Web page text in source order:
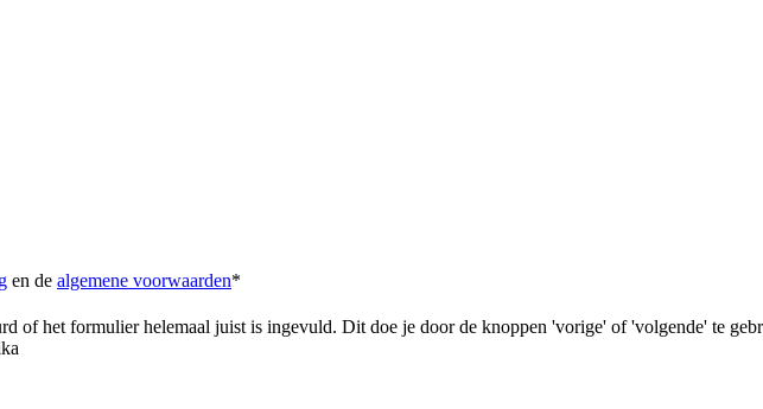
en de algemene voorwaarden*
of het formulier helemaal juist is ingevuld. Dit doe je door de knoppen 'vorige' of 'volgende' te